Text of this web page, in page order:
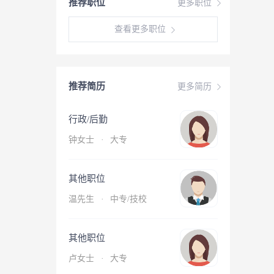
更多职位
推荐职位
查看更多职位
更多简历
推荐简历
行政/后勤
钟女士 · 大专
其他职位
温先生 · 中专/技校
其他职位
卢女士 · 大专